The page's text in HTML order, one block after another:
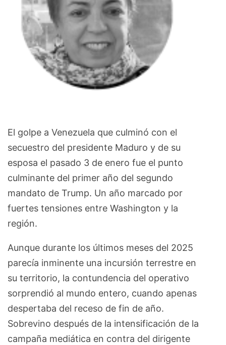
El golpe a Venezuela que culminó con el
secuestro del presidente Maduro y de su
esposa el pasado 3 de enero fue el punto
culminante del primer año del segundo
mandato de Trump. Un año marcado por
fuertes tensiones entre Washington y la
región.
Aunque durante los últimos meses del 2025
parecía inminente una incursión terrestre en
su territorio, la contundencia del operativo
sorprendió al mundo entero, cuando apenas
despertaba del receso de fin de año.
Sobrevino después de la intensificación de la
campaña mediática en contra del dirigente